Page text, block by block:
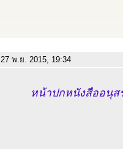
27 พ.ย. 2015, 19:34
หน้าปกหนังสืออนุส